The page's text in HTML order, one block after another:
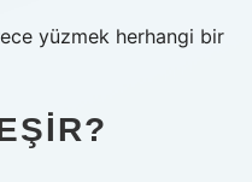
yüzmek herhangi bir